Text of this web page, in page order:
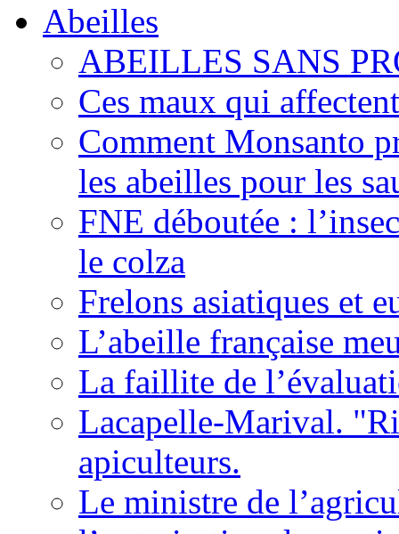
Abeilles
ABEILLES SANS
Ces maux qui
Comment Monsanto
les abeilles pour les
FNE déboutée :
le colza
Frelons asiatiques et
L’abeille française
La faillite de
Lacapelle-Marival.
apiculteurs.
Le ministre de